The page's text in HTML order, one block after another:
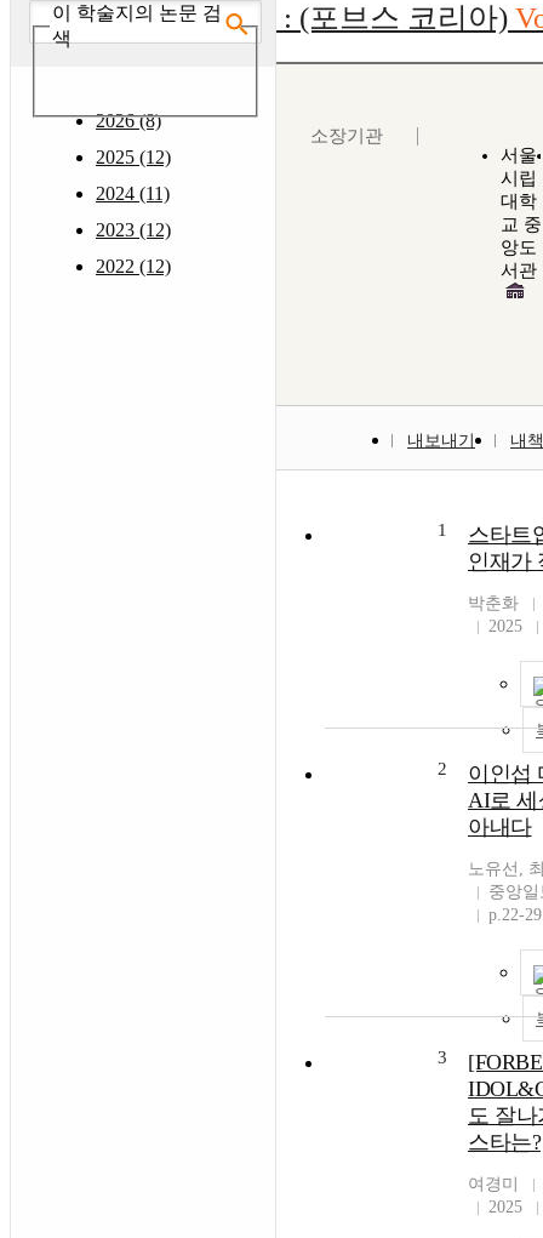
이 학술지의 논문 검
색
2026 (8)
2025 (12)
2024 (11)
2023 (12)
2022 (12)
: (포브스 코리아)
소장기관
서울
시립
대학
교 중
앙도
서관
내보내기 내
1
스타트
인재가
박춘화
2025
2
이인섭
AI로 세
아내다
노유선,
중앙
p.22-29
3
도 잘
스타는?
여경미
2025